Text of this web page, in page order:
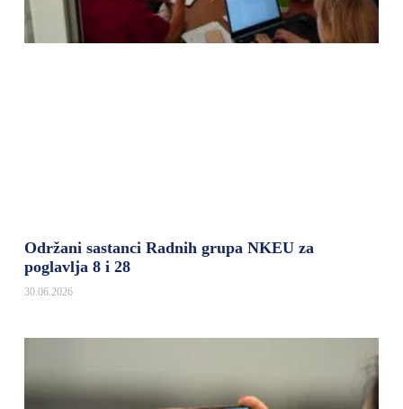
Održani sastanci Radnih grupa NKEU za
poglavlja 8 i 28
30.06.2026